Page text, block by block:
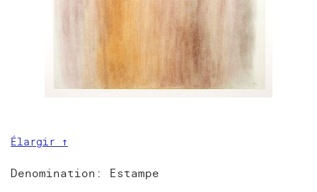
Élargir ↑
Denomination: Estampe